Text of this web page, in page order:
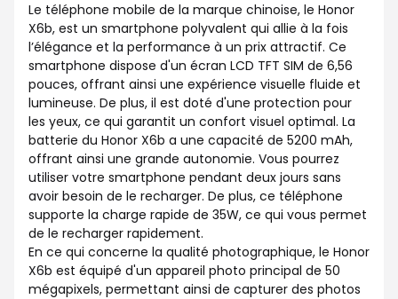
Le téléphone mobile de la marque chinoise, le Honor
X6b, est un smartphone polyvalent qui allie à la fois
l’élégance et la performance à un prix attractif. Ce
smartphone dispose d'un écran LCD TFT SIM de 6,56
pouces, offrant ainsi une expérience visuelle fluide et
lumineuse. De plus, il est doté d'une protection pour
les yeux, ce qui garantit un confort visuel optimal. La
batterie du Honor X6b a une capacité de 5200 mAh,
offrant ainsi une grande autonomie. Vous pourrez
utiliser votre smartphone pendant deux jours sans
avoir besoin de le recharger. De plus, ce téléphone
supporte la charge rapide de 35W, ce qui vous permet
de le recharger rapidement.
En ce qui concerne la qualité photographique, le Honor
X6b est équipé d'un appareil photo principal de 50
mégapixels, permettant ainsi de capturer des photos